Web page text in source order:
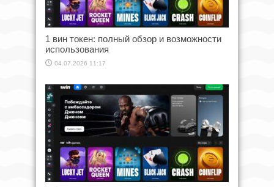
1 вин токен: полный обзор и возможности
использования
04.07.2026 11:17